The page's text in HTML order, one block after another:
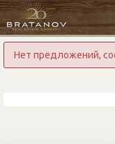
Главная/Южное
Нет предложений,